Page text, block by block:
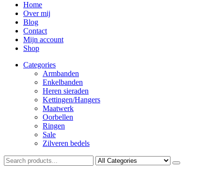
Home
Over mij
Blog
Contact
Mijn account
Shop
Categories
Armbanden
Enkelbanden
Heren sieraden
Kettingen/Hangers
Maatwerk
Oorbellen
Ringen
Sale
Zilveren bedels